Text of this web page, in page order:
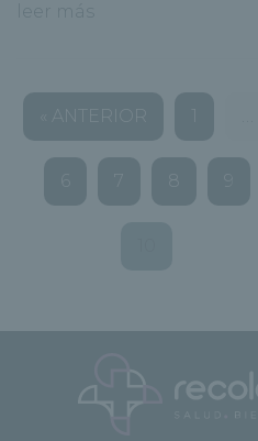
leer más
« ANTERIOR
7 8